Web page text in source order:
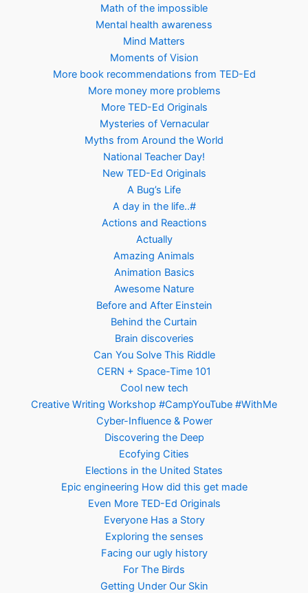
Math of the impossible
Mental health awareness
Mind Matters
Moments of Vision
More book recommendations from TED-Ed
More money more problems
More TED-Ed Originals
Mysteries of Vernacular
Myths from Around the World
National Teacher Day!
New TED-Ed Originals
A Bug’s Life
A day in the life..#
Actions and Reactions
Actually
Amazing Animals
Animation Basics
Awesome Nature
Before and After Einstein
Behind the Curtain
Brain discoveries
Can You Solve This Riddle
CERN + Space-Time 101
Cool new tech
Creative Writing Workshop #CampYouTube #WithMe
Cyber-Influence & Power
Discovering the Deep
Ecofying Cities
Elections in the United States
Epic engineering How did this get made
Even More TED-Ed Originals
Everyone Has a Story
Exploring the senses
Facing our ugly history
For The Birds
Getting Under Our Skin